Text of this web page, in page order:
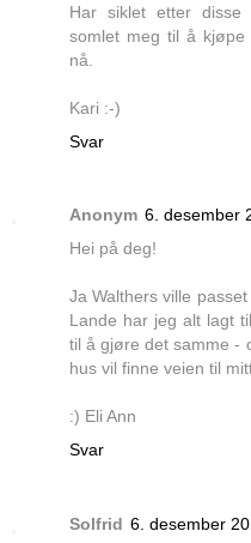
Har siklet etter
somlet meg til å
nå.
Kari :-)
Svar
Anonym 6. desember
Hei på deg!
Ja Walthers ville
Lande har jeg alt lagt
til å gjøre det samme -
hus vil finne veien til
:) Eli Ann
Svar
Solfrid 6. desember